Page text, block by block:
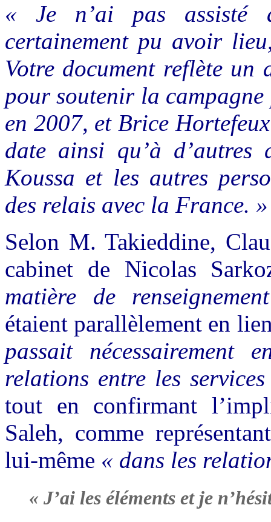
« Je n’ai pas assisté
certainement pu avoir
Votre document reflète un
pour soutenir la
en 2007, et Brice
date ainsi qu’à d’autres
Koussa et les autres
des relais avec la France. »
Selon M. Takieddine,
cabinet de Nicolas
matière de
étaient parallèlement en
passait nécessairement
relations entre les
tout en confirmant
Saleh, comme
lui-même « dans les
« J’ai les éléments et je